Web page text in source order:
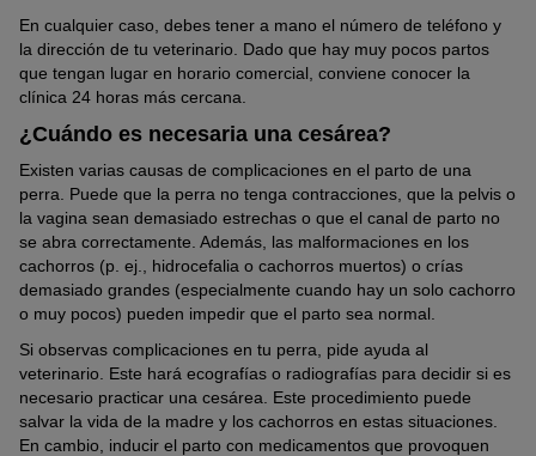
En cualquier caso, debes tener a mano el número de teléfono y
la dirección de tu veterinario. Dado que hay muy pocos partos
que tengan lugar en horario comercial, conviene conocer la
clínica 24 horas más cercana.
¿Cuándo es necesaria una cesárea?
Existen varias causas de complicaciones en el parto de una
perra. Puede que la perra no tenga contracciones, que la pelvis o
la vagina sean demasiado estrechas o que el canal de parto no
se abra correctamente. Además, las malformaciones en los
cachorros (p. ej., hidrocefalia o cachorros muertos) o crías
demasiado grandes (especialmente cuando hay un solo cachorro
o muy pocos) pueden impedir que el parto sea normal.
Si observas complicaciones en tu perra, pide ayuda al
veterinario. Este hará ecografías o radiografías para decidir si es
necesario practicar una cesárea. Este procedimiento puede
salvar la vida de la madre y los cachorros en estas situaciones.
En cambio, inducir el parto con medicamentos que provoquen